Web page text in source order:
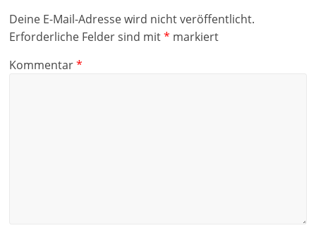
Deine E-Mail-Adresse wird nicht veröffentlicht.
Erforderliche Felder sind mit* markiert
Kommentar*